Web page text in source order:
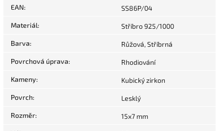
EAN: SS86P/04
Materiál: Stříbro 925/1000
Barva: Růžová, Stříbrná
Povrchová úprava: Rhodiování
Kameny: Kubický zirkon
Povrch: Lesklý
Rozměr: 15x7 mm